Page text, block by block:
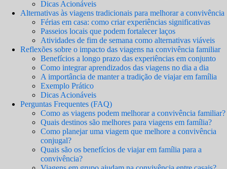
Dicas Acionáveis
Alternativas às viagens tradicionais para melhorar a convivência
Férias em casa: como criar experiências significativas
Passeios locais que podem fortalecer laços
Atividades de fim de semana como alternativas viáveis
Reflexões sobre o impacto das viagens na convivência familiar
Benefícios a longo prazo das experiências em conjunto
Como integrar aprendizados das viagens no dia a dia
A importância de manter a tradição de viajar em família
Exemplo Prático
Dicas Acionáveis
Perguntas Frequentes (FAQ)
Como as viagens podem melhorar a convivência familiar?
Quais destinos são melhores para viagens em família?
Como planejar uma viagem que melhore a convivência
conjugal?
Quais são os benefícios de viajar em família para a
convivência?